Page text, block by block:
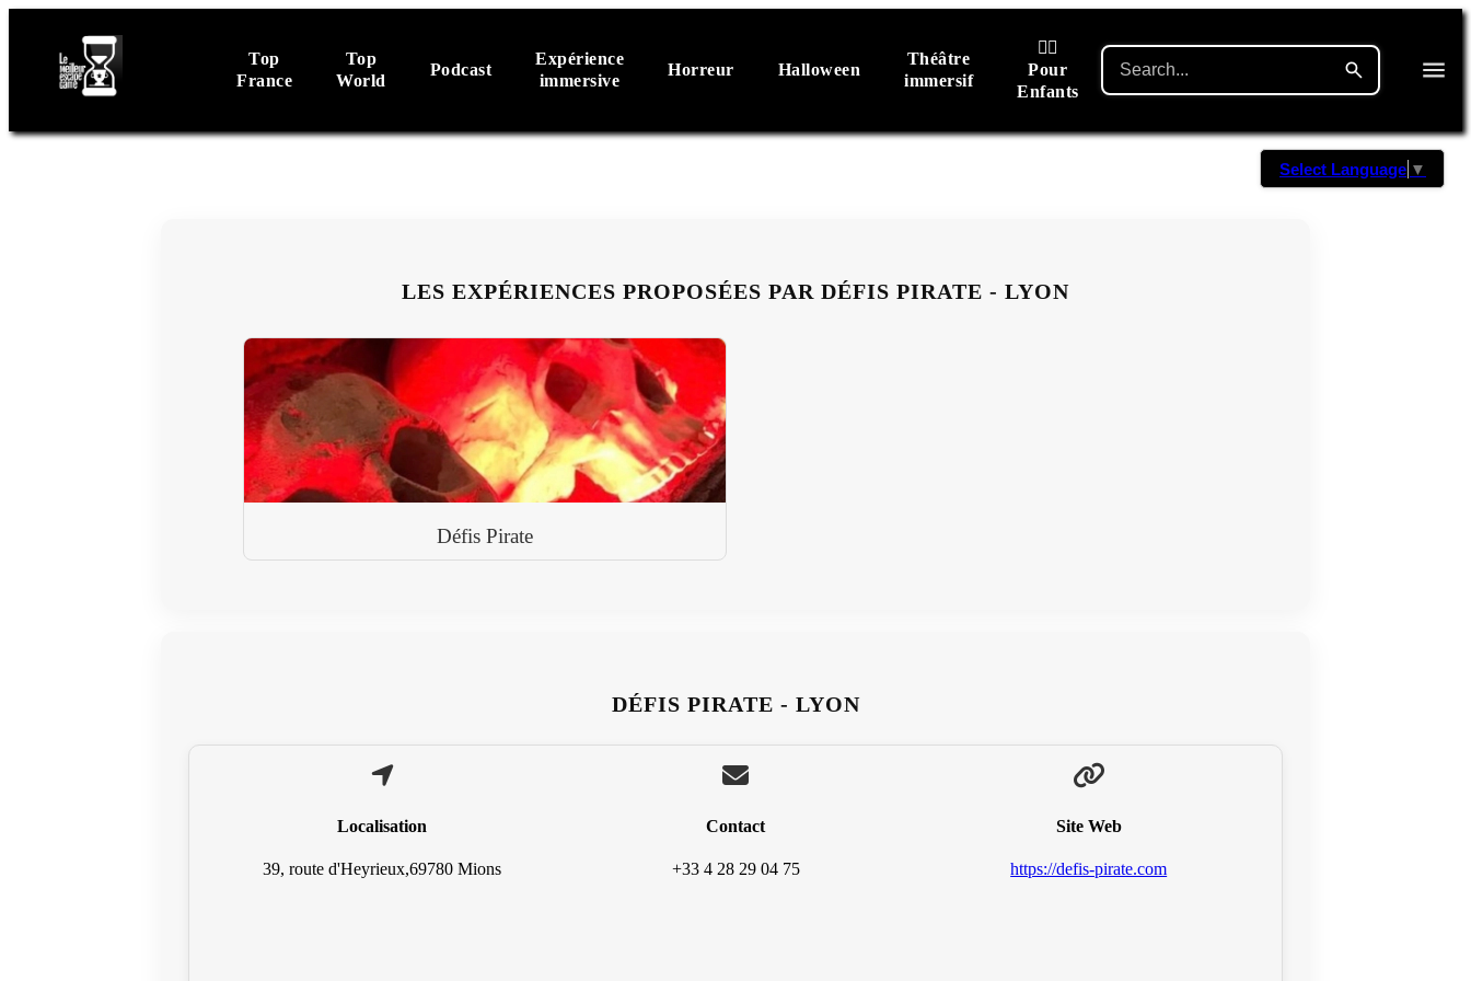
Top
France
Top
World
Podcast
Expérience
immersive
Horreur Halloween
Théâtre
immersif
🙋‍♂️
Pour
Enfants
Select Language ▼
LES EXPÉRIENCES PROPOSÉES PAR DÉFIS PIRATE - LYON
Défis Pirate
DÉFIS PIRATE - LYON
Localisation
39, route d'Heyrieux,69780 Mions
Contact
+33 4 28 29 04 75
Site Web
https://defis-pirate.com